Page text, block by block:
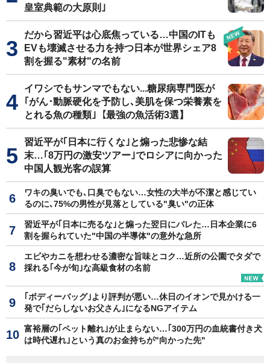
皇室典範の大原則｣
だから習近平は心底焦っている…中国のITも
EVも壊滅させる力を持つ日本が世界シェア8
割を握る"素材"の名前
イワシでもサンマでもない...糖尿病専門医が
｢がん･動脈硬化を予防し､美肌を保つ栄養素を
とれる魚の種類｣【最強の魚活術3選】
習近平が｢日本に行くな｣と煽った悲惨な結
末…｢8万円の激安ツアー｣でロシアに向かった
中国人観光客の誤算
ワキの臭いでも､口臭でもない…女性の大半が不潔と感じてい
るのに､75%の男性が見落としている"臭い"の正体
習近平が｢日本に売るな｣と煽った翌日にバレた…日本企業に6
割を握られていた"中国の半導体"の意外な急所
エビやカニを想わせる濃密な旨味とコク…近所の公園でタダで
採れる｢今が旬｣な高級食材の名前
｢ボディーバッグ｣より評判が悪い…休日のイオンで見かける一
発で｢だらしないお父さん｣になるNGアイテム
富裕層の｢ペット離れ｣が止まらない…｢300万円の血統書付き犬
は時代遅れ｣という真のお金持ちが"向かった先"